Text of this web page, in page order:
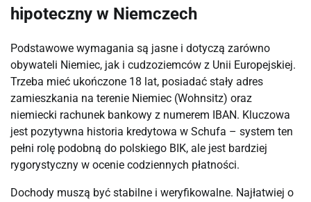
hipoteczny w Niemczech
Podstawowe wymagania są jasne i dotyczą zarówno
obywateli Niemiec, jak i cudzoziemców z Unii Europejskiej.
Trzeba mieć ukończone 18 lat, posiadać stały adres
zamieszkania na terenie Niemiec (Wohnsitz) oraz
niemiecki rachunek bankowy z numerem IBAN. Kluczowa
jest pozytywna historia kredytowa w Schufa – system ten
pełni rolę podobną do polskiego BIK, ale jest bardziej
rygorystyczny w ocenie codziennych płatności.
Dochody muszą być stabilne i weryfikowalne. Najłatwiej o